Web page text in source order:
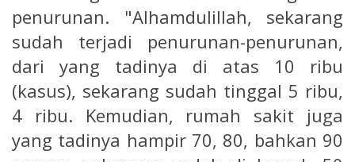
penurunan. "Alhamdulillah, sekarang
sudah terjadi penurunan-penurunan,
dari yang tadinya di atas 10 ribu
(kasus), sekarang sudah tinggal 5 ribu,
4 ribu. Kemudian, rumah sakit juga
yang tadinya hampir 70, 80, bahkan 90